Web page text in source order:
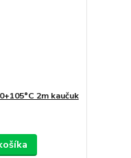
2m kaučuk